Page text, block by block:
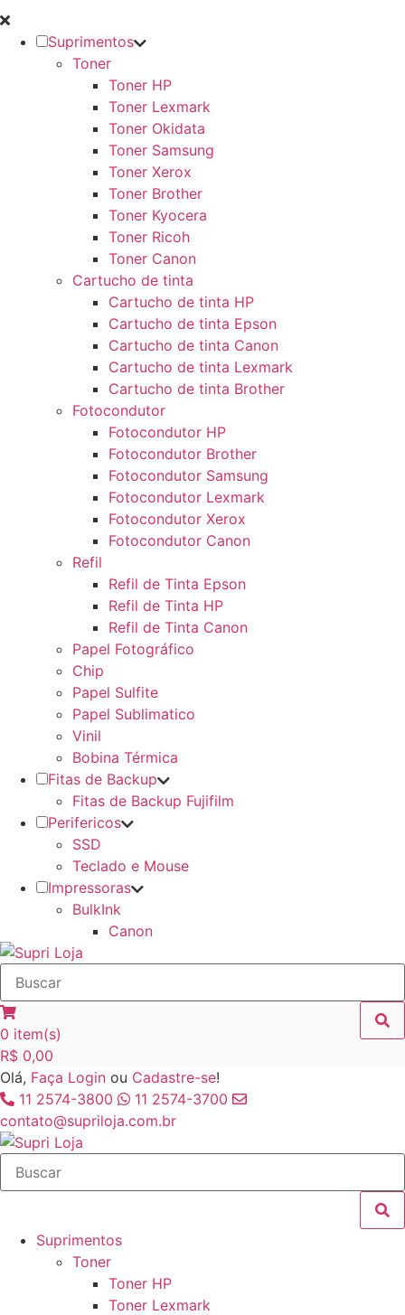
Suprimentos
Toner
Toner HP
Toner Lexmark
Toner Okidata
Toner Samsung
Toner Xerox
Toner Brother
Toner Kyocera
Toner Ricoh
Toner Canon
Cartucho de tinta
Cartucho de tinta HP
Cartucho de tinta Epson
Cartucho de tinta Canon
Cartucho de tinta Lexmark
Cartucho de tinta Brother
Fotocondutor
Fotocondutor HP
Fotocondutor Brother
Fotocondutor Samsung
Fotocondutor Lexmark
Fotocondutor Xerox
Fotocondutor Canon
Refil
Refil de Tinta Epson
Refil de Tinta HP
Refil de Tinta Canon
Papel Fotográfico
Chip
Papel Sulfite
Papel Sublimatico
Vinil
Bobina Térmica
Fitas de Backup
Fitas de Backup Fujifilm
Perifericos
SSD
Teclado e Mouse
Impressoras
BulkInk
Canon
0 item(s)
R$ 0,00
Olá, Faça Login ou Cadastre-se!
11 2574-3800
11 2574-3700
contato@supriloja.com.br
Suprimentos
Toner
Toner HP
Toner Lexmark